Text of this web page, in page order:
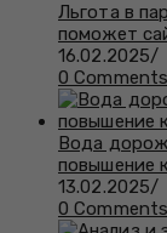
Льгота в
поможет
16.02.2025/
0 Comments
Вода
повышение
13.02.2025/
0 Comments